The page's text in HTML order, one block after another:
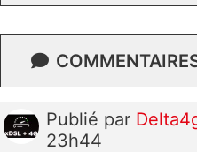
Publié par
23h44